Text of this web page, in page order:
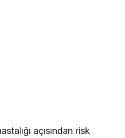
açısından risk